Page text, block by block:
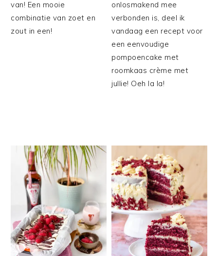
van! Een mooie
combinatie van zoet en
zout in een!
onlosmakend mee
verbonden is, deel ik
vandaag een recept voor
een eenvoudige
pompoencake met
roomkaas crème met
jullie! Oeh la la!